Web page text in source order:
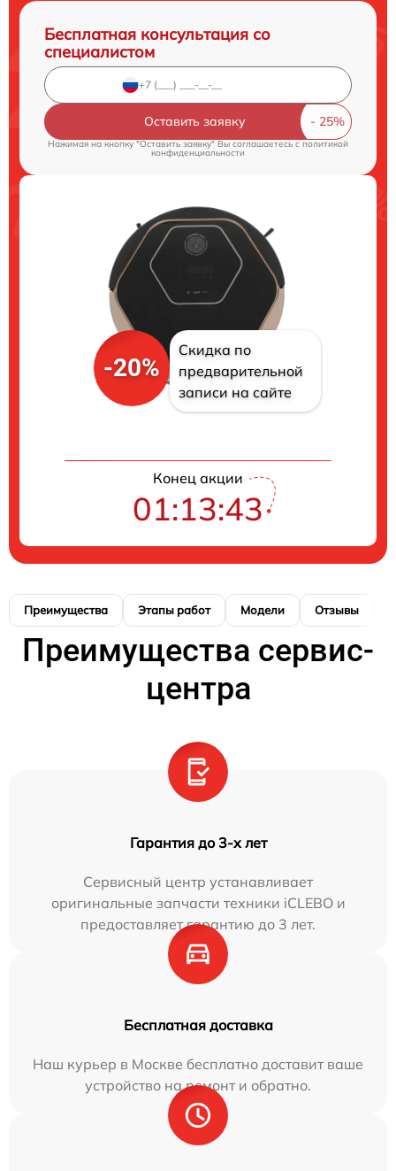
Бесплатная консультация со
специалистом
Оставить заявку
Нажимая на кнопку "Оставить заявку" Вы соглашаетесь cполитикой
конфиденциальности
-20%
Скидка по
предварительной
записи на сайте
Конец акции
01:13:42
Преимущества Этапы работ Модели Отзывы
Преимущества сервис-
центра
Гарантия до 3-х лет
Сервисный центр устанавливает
оригинальные запчасти техники iCLEBO и
предоставляет гарантию до 3 лет.
Бесплатная доставка
Наш курьер в Москве бесплатно доставит ваше
устройство на ремонт и обратно.